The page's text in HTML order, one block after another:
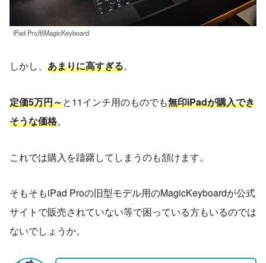
iPad Pro用MagicKeyboard
しかし、 あまりに高すぎる。
定価5万円～と11インチ用のものでも無印iPadが購入でき
そうな価格。
これでは購入を躊躇してしまうのも頷けます。
そもそもiPad Proの旧型モデル用のMagicKeyboardが公式
サイトで販売されていない等で困っている方もいるのでは
ないでしょうか。